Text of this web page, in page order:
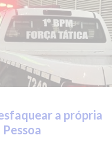
a própria